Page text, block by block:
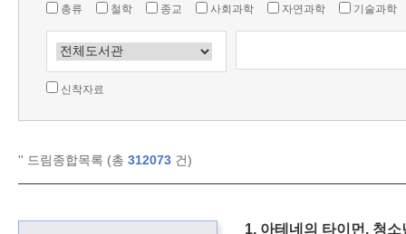
총류 철학 종교 사회과학 자연과학 기술과학
신착자료
'' 드림종합목록 (총 312073 건)
1. 아테네의 타이먼, 청